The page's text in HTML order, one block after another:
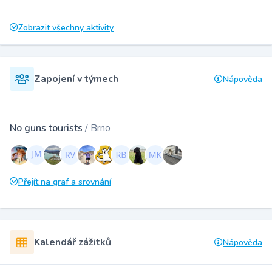
Zobrazit všechny aktivity
Zapojení v týmech Nápověda
No guns tourists / Brno
Přejít na graf a srovnání
Kalendář zážitků Nápověda